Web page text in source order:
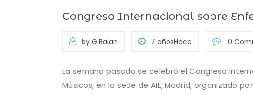
Congreso Internacional sobre
by G.Balan 7 añosHace 0
La semana pasada se celebró el Congreso
Músicos, en la sede de AIE, Madrid, organizado por